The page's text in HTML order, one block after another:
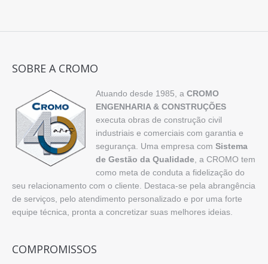
SOBRE A CROMO
Atuando desde 1985, a CROMO
ENGENHARIA & CONSTRUÇÕES
executa obras de construção civil
industriais e comerciais com garantia e
segurança. Uma empresa com Sistema
de Gestão da Qualidade , a CROMO tem
como meta de conduta a fidelização do
seu relacionamento com o cliente. Destaca-se pela abrangência
de serviços, pelo atendimento personalizado e por uma forte
equipe técnica, pronta a concretizar suas melhores ideias.
COMPROMISSOS